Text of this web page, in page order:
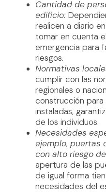
Cantidad de
edificio:
realicen a diario
tomar en cuenta
emergencia para
riesgos.
Normativas
cumplir con las
regionales o
construcción
instaladas,
de los individuos.
Necesidades
ejemplo, puertas
con alto riesgo
apertura de las
de igual forma
necesidades del